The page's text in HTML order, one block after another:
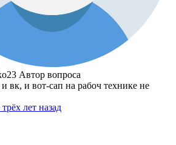
Автор вопроса
и вк, и вот-сап на рабоч технике не
лет назад